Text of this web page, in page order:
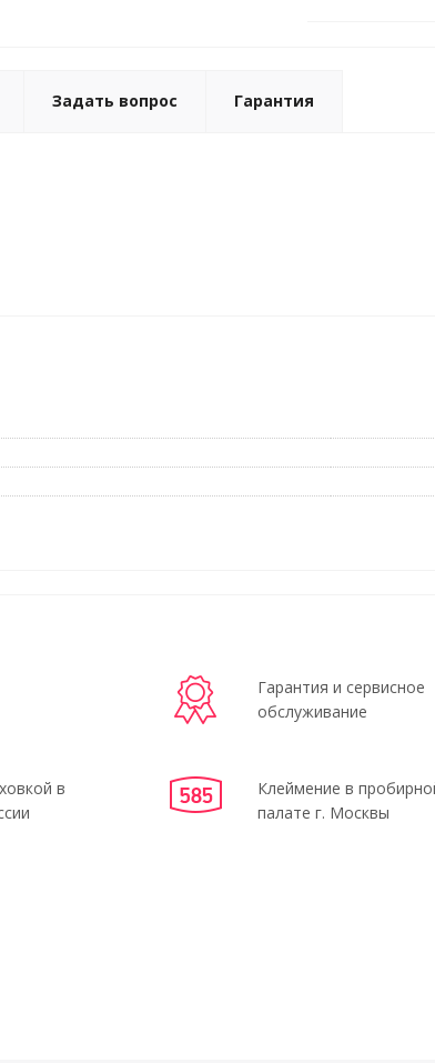
Задать вопрос Гарантия
Гарантия и сервисное
обслуживание
в
Клеймение в
палате г. Москвы